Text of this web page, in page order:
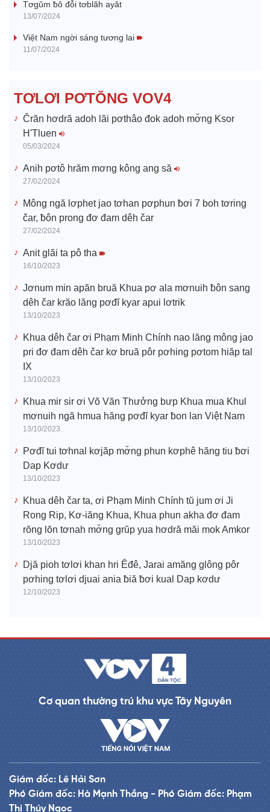
e
Tơgŭm ƀô đô̆i tơblăh ayăt
13/07/2024
Việt Nam ngời sáng tương lai
11/07/2024
TƠLƠI PƠTŎNG VOV4
Črăn hơdră adoh lăi pơthâo đok adoh mơ̆ng Ksor
H'Tluen
05/03/2024
Anih pơtô hrăm mơng kông ang să
27/02/2024
Mông ngă lơphet jao tơhan pơphun ƀơi 7 boh tơring
čar, ƀôn prong đơ đam dêh čar
27/02/2024
Anit glăi ta pô tha
16/10/2023
Jơnum min apăn bruă Khua pơ ala mơnuih ƀôn sang
dêh čar krăo lăng pơđĭ kyar apui lơtrik
13/10/2023
Khua dêh čar ơi Phạm Minh Chính nao lăng mông jao
pri đơ đam dêh čar kơ bruă pôr pơhing pơtom hiăp tal
IX
13/10/2023
Khua mir sir ơi Võ Văn Thưởng bưp Khua mua Khul
mơnuih ngă hmua hăng pơđĭ kyar ƀon lan Việt Nam
13/10/2023
Pơđĭ tui tơhnal kơjăp mơ̆ng phun kơphê hăng tiu ƀơi
Dap Kơdư
13/10/2023
Khua dêh čar ta, ơi Phạm Minh Chính tŭ jum ơi Ji
Rong Rip, Kơ-iăng Khua, Khua phun akha đơ đam
rŏng lŏn tơnah mơ̆ng grŭp yua hơdră măi mok Amkor
13/10/2023
Djă pioh tơlơi khan hri Êđê, Jarai amăng glông pôr
pơhing tơlơi djuai ania ƀiă ƀơi kual Dap kơdư
12/10/2023
Cơ quan thường trú khu vực Tây Nguyên
Giám đốc: Lê Hải Sơn
Phó Giám đốc: Hà Mạnh Thắng - Phó Giám đốc: Phạm
Thị Thúy Ngọc